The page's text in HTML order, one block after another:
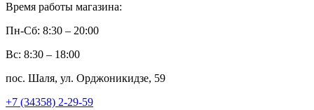
Время работы магазина:
Пн-Сб: 8:30 – 20:00
Вс: 8:30 – 18:00
пос. Шаля, ул. Орджоникидзе, 59
+7 (34358) 2-29-59